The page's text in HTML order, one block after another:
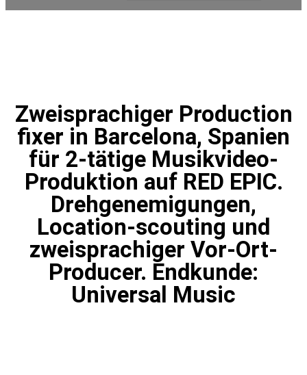
Zweisprachiger Production
fixer in Barcelona, Spanien
für 2-tätige Musikvideo-
Produktion auf RED EPIC.
Drehgenemigungen,
Location-scouting und
zweisprachiger Vor-Ort-
Producer. Endkunde:
Universal Music